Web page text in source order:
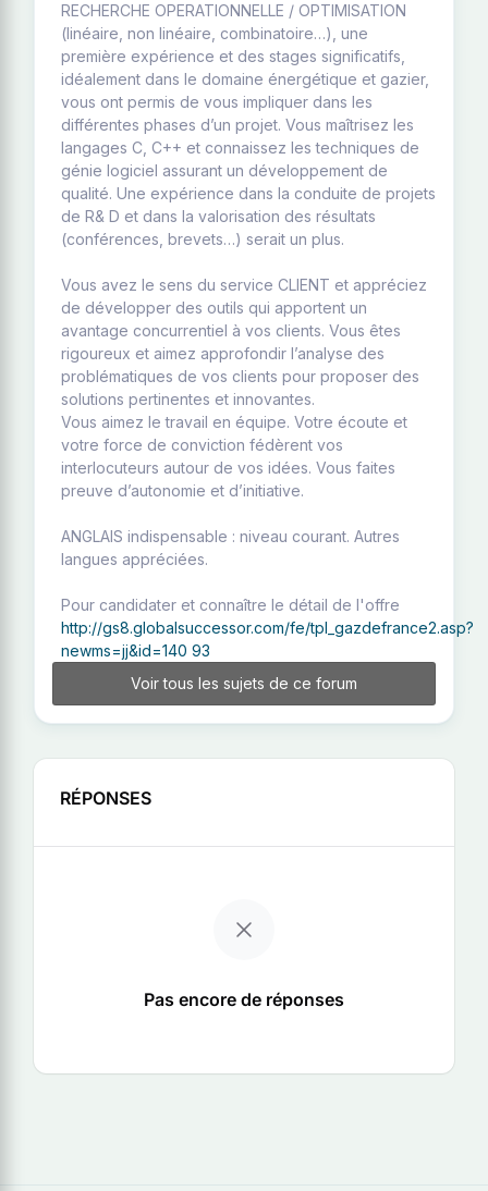
RECHERCHE OPERATIONNELLE / OPTIMISATION
(linéaire, non linéaire, combinatoire…), une
première expérience et des stages significatifs,
idéalement dans le domaine énergétique et gazier,
vous ont permis de vous impliquer dans les
différentes phases d’un projet. Vous maîtrisez les
langages C, C++ et connaissez les techniques de
génie logiciel assurant un développement de
qualité. Une expérience dans la conduite de projets
de R& D et dans la valorisation des résultats
(conférences, brevets…) serait un plus.
Vous avez le sens du service CLIENT et appréciez
de développer des outils qui apportent un
avantage concurrentiel à vos clients. Vous êtes
rigoureux et aimez approfondir l’analyse des
problématiques de vos clients pour proposer des
solutions pertinentes et innovantes.
Vous aimez le travail en équipe. Votre écoute et
votre force de conviction fédèrent vos
interlocuteurs autour de vos idées. Vous faites
preuve d’autonomie et d’initiative.
ANGLAIS indispensable : niveau courant. Autres
langues appréciées.
Pour candidater et connaître le détail de l'offre
http://gs8.globalsuccessor.com/fe/tpl_gazdefrance2.asp?
newms=jj&id=140 93
Voir tous les sujets de ce forum
RÉPONSES
Pas encore de réponses